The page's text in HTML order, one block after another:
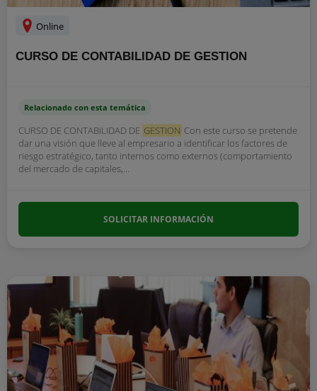
Online
CURSO DE CONTABILIDAD DE GESTION
Relacionado con esta temática
CURSO DE CONTABILIDAD DE GESTION Con este curso se pretende
dar una visión que lleve al empresario a identificar los factores de
riesgo estratégico, tanto internos como externos (comportamiento
del mercado de capitales,...
SOLICITAR INFORMACIÓN